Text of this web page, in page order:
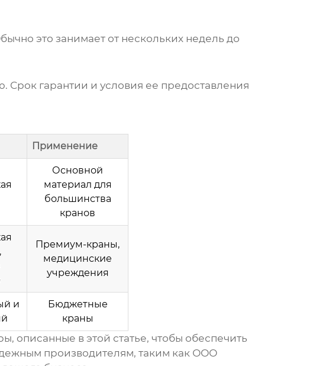
это занимает от нескольких недель до
гарантии и условия ее предоставления
Применение
Основной
материал для
большинства
кранов
Премиум-краны,
медицинские
учреждения
и
Бюджетные
краны
описанные в этой статье, чтобы обеспечить
производителям, таким как ООО